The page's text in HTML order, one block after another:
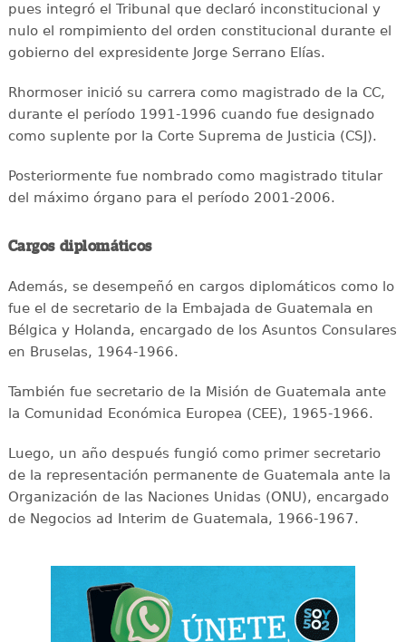
pues integró el Tribunal que declaró inconstitucional y
nulo el rompimiento del orden constitucional durante el
gobierno del expresidente Jorge Serrano Elías.
Rhormoser inició su carrera como magistrado de la CC,
durante el período 1991-1996 cuando fue designado
como suplente por la Corte Suprema de Justicia (CSJ).
Posteriormente fue nombrado como magistrado titular
del máximo órgano para el período 2001-2006.
Cargos diplomáticos
Además, se desempeñó en cargos diplomáticos como lo
fue el de secretario de la Embajada de Guatemala en
Bélgica y Holanda, encargado de los Asuntos Consulares
en Bruselas, 1964-1966.
También fue secretario de la Misión de Guatemala ante
la Comunidad Económica Europea (CEE), 1965-1966.
Luego, un año después fungió como primer secretario
de la representación permanente de Guatemala ante la
Organización de las Naciones Unidas (ONU), encargado
de Negocios ad Interim de Guatemala, 1966-1967.